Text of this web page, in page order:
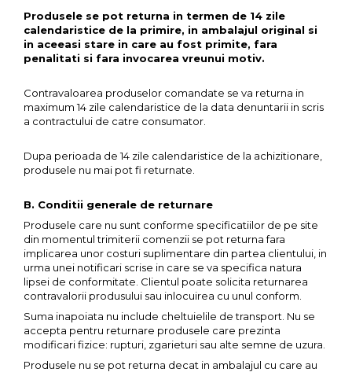
Sepci/Vizere
Fesuri / Esarfe
Manusi Alergare
Hidratare
Rucsacuri Alergare
Centuri Alergare
Bauturi Refacere
Geluri Energizante Beta Fuel
Geluri Energizante Izotonice
Protectie Apa
Supravietuire
Vesela/Tacamuri
Barbati
Femei
Copii
Barbati
Femei
Jachete Puf
Femei
Jachete Polar
Barbati
Femei
Copii
Manusi
Barbati
Femei
Produsele se pot returna in termen de 14 zile
calendaristice de la primire, in ambalajul original si
in aceeasi stare in care au fost primite, fara
penalitati si fara invocarea vreunui motiv.
Contravaloarea produselor comandate se va returna in
maximum 14 zile calendaristice de la data denuntarii in scris
a contractului de catre consumator.
Dupa perioada de 14 zile calendaristice de la achizitionare,
produsele nu mai pot fi returnate.
B. Conditii generale de returnare
Produsele care nu sunt conforme specificatiilor de pe site
din momentul trimiterii comenzii se pot returna fara
implicarea unor costuri suplimentare din partea clientului, in
urma unei notificari scrise in care se va specifica natura
lipsei de conformitate. Clientul poate solicita returnarea
contravalorii produsului sau inlocuirea cu unul conform.
Suma inapoiata nu include cheltuielile de transport. Nu se
accepta pentru returnare produsele care prezinta
modificari fizice: rupturi, zgarieturi sau alte semne de uzura.
Produsele nu se pot returna decat in ambalajul cu care au